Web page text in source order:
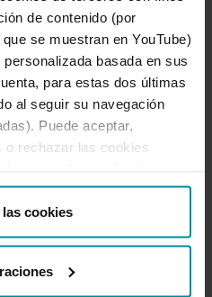
de contenido (por
se muestran en YouTube)
basada en sus
para estas dos últimas
al seguir su navegación
Puede aceptar,
o rechazar las cookies
más información, así
en cualquier momento
.
cookies
Cajamar Caja
uns minuts
el teu Pack
(en castellà)
el pack »(en castellà)